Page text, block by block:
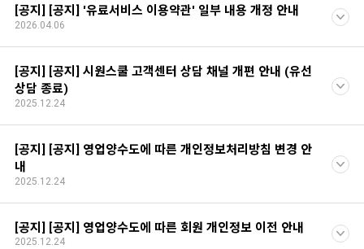
[공지] [공지] '유료서비스 이용약관' 일부 내용 개정 안내
2026.04.06
[공지] [공지] 시원스쿨 고객센터 상담 채널 개편 안내 (유선
상담 종료)
2025.12.24
[공지] [공지] 영업양수도에 따른 개인정보처리방침 변경 안
내
2025.12.24
[공지] [공지] 영업양수도에 따른 회원 개인정보 이전 안내
2025.12.24